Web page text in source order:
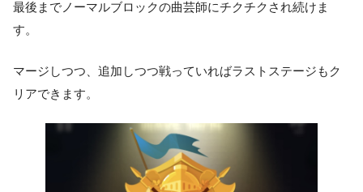
最後までノーマルブロックの曲芸師にチクチクされ続けま
す。
マージしつつ、追加しつつ戦っていればラストステージもク
リアできます。